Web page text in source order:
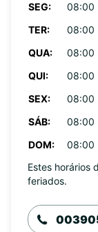
SEG:
08:00
TER:
08:00
QUA:
08:00
QUI:
08:00
SEX:
08:00
SÁB:
08:00
DOM:
08:00
Estes horários
feriados.